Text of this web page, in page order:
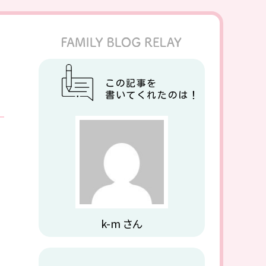
この記事を
書いてくれたのは！
k-m さん